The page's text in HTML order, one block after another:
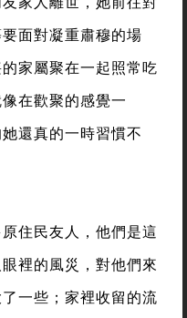
面對凝重肅穆的場
家屬聚在一起照常吃
在歡聚的感覺一
還真的一時習慣不
住民友人，他們是這
裡的風災，對他們來
一些；家裡收留的流